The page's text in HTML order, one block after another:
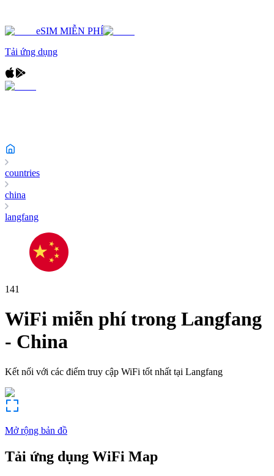
eSIM MIỄN PHÍ
Tải ứng dụng
countries
china
langfang
141
WiFi miễn phí trong Langfang
- China
Kết nối với các điểm truy cập WiFi tốt nhất tại Langfang
Mở rộng bản đồ
Tải ứng dụng WiFi Map